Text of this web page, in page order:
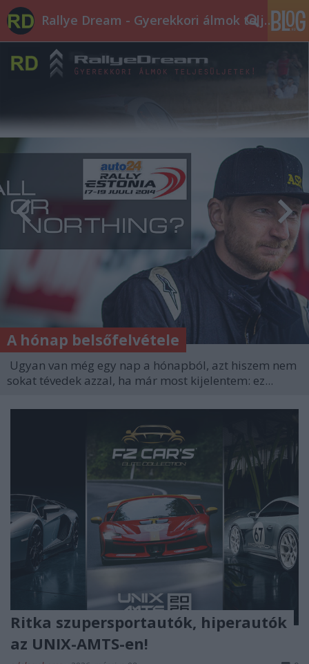
Rallye Dream - Gyerekkori álmok teljesüljetek!
A hónap belsőfelvétele
Ugyan van még egy nap a hónapból, azt hiszem nem
sokat tévedek azzal, ha már most kijelentem: ez...
Ritka szupersportautók, hiperautók
az UNIX-AMTS-en!